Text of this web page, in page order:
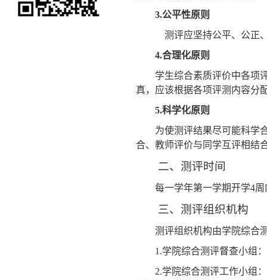
3.公平性原则
测评应坚持公平、公正
4.合理化原则
学生综合素质评价中各项
真，应该根据各项评测内容分
5.科学化原则
为使测评结果尽可能科学
合、教师评价与同学互评相结
二、测评时间
每一学年第一学期开学4周
三、测评组织机构
测评组织机构由学院综合
1.学院综合测评督查小组
2.学院综合测评工作小组